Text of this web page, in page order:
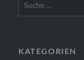
nach:
KATEGORIEN